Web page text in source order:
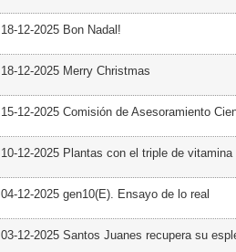
18-12-2025 Bon Nadal!
18-12-2025 Merry Christmas
15-12-2025 Comisión de Asesoramiento
10-12-2025 Plantas con el triple de vitamina
04-12-2025 gen10(E). Ensayo de lo real
03-12-2025 Santos Juanes recupera su